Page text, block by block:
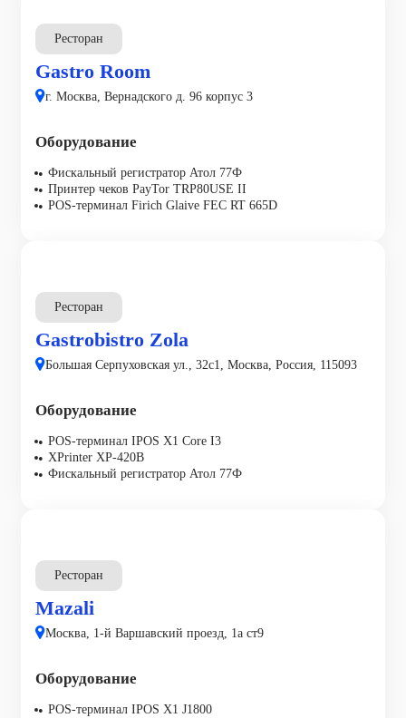
Ресторан
Gastro Room
г. Москва, Вернадского д. 96 корпус 3
Оборудование
Фискальный регистратор Атол 77Ф
Принтер чеков PayTor TRP80USE II
POS-терминал Firich Glaive FEC RT 665D
Ресторан
Gastrobistro Zola
Большая Серпуховская ул., 32с1, Москва, Россия, 115093
Оборудование
POS-терминал IPOS X1 Core I3
XPrinter XP-420B
Фискальный регистратор Атол 77Ф
Ресторан
Mazali
Москва, 1-й Варшавский проезд, 1а ст9
Оборудование
POS-терминал IPOS X1 J1800